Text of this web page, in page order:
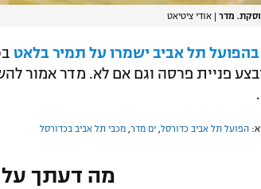
מדר אודי ציטיאט
בהפועל תל אביב ישמרו על תמיר בלאט
הפועל תל אביב כדורסל, ים מדר, מכבי תל אביב בכדורסל
מה דעתך